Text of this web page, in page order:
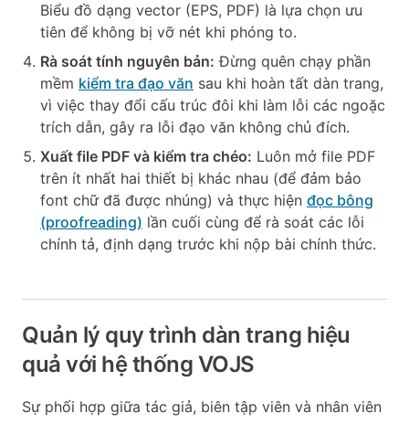
Biểu đồ dạng vector (EPS, PDF) là lựa chọn ưu
tiên để không bị vỡ nét khi phóng to.
Rà soát tính nguyên bản: Đừng quên chạy phần
mềm kiểm tra đạo văn sau khi hoàn tất dàn trang,
vì việc thay đổi cấu trúc đôi khi làm lỗi các ngoặc
trích dẫn, gây ra lỗi đạo văn không chủ đích.
Xuất file PDF và kiểm tra chéo: Luôn mở file PDF
trên ít nhất hai thiết bị khác nhau (để đảm bảo
font chữ đã được nhúng) và thực hiện đọc bông
(proofreading) lần cuối cùng để rà soát các lỗi
chính tả, định dạng trước khi nộp bài chính thức.
Quản lý quy trình dàn trang hiệu
quả với hệ thống VOJS
Sự phối hợp giữa tác giả, biên tập viên và nhân viên